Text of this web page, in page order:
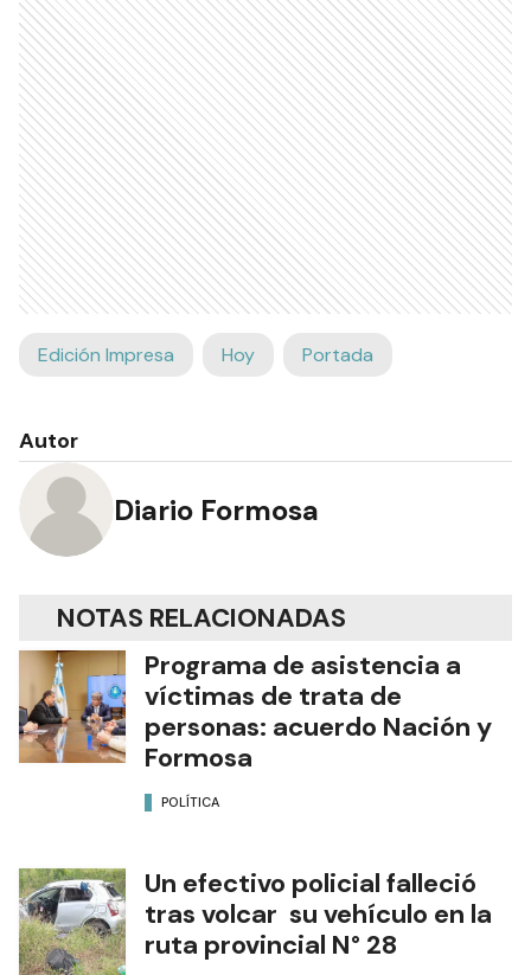
Edición Impresa Hoy Portada
Autor
Diario Formosa
NOTAS RELACIONADAS
Programa de asistencia a
víctimas de trata de
personas: acuerdo Nación y
Formosa
POLÍTICA
Un efectivo policial falleció
tras volcar su vehículo en la
ruta provincial N° 28